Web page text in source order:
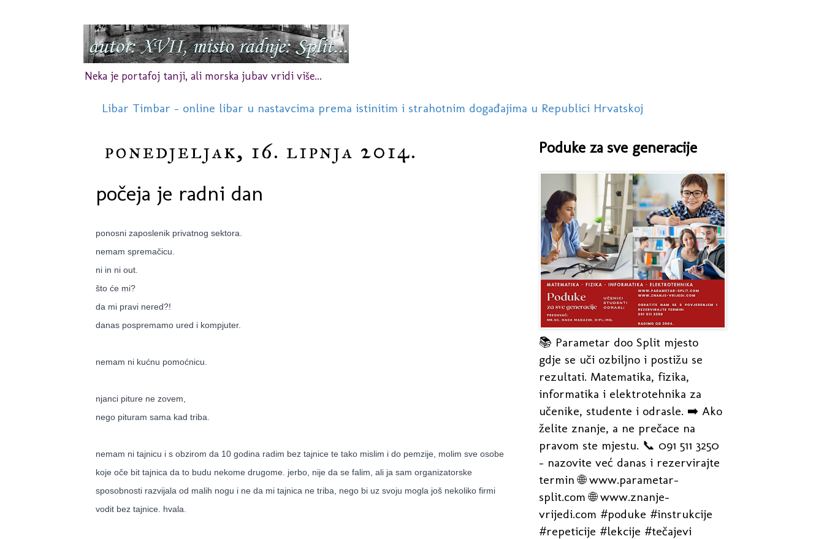
Neka je portafoj tanji, ali morska jubav vridi više...
Libar Timbar - online libar u nastavcima prema istinitim i strahotnim događajima u Republici Hrvatskoj
ponedjeljak, 16. lipnja 2014.
počeja je radni dan
ponosni zaposlenik privatnog sektora.
nemam spremačicu.
ni in ni out.
što će mi?
da mi pravi nered?!
danas pospremamo ured i kompjuter.
nemam ni kućnu pomoćnicu.
njanci piture ne zovem,
nego pituram sama kad triba.
nemam ni tajnicu i s obzirom da 10 godina radim bez tajnice te tako mislim i do pemzije, molim sve osobe
koje oče bit tajnica da to budu nekome drugome. jerbo, nije da se falim, ali ja sam organizatorske
sposobnosti razvijala od malih nogu i ne da mi tajnica ne triba, nego bi uz svoju mogla još nekoliko firmi
vodit bez tajnice. hvala.
Poduke za sve generacije
📚 Parametar doo Split mjesto
gdje se uči ozbiljno i postižu se
rezultati. Matematika, fizika,
informatika i elektrotehnika za
učenike, studente i odrasle. ➡️ Ako
želite znanje, a ne prečace na
pravom ste mjestu. 📞 091 511 3250
- nazovite već danas i rezervirajte
termin 🌐 www.parametar-
split.com 🌐 www.znanje-
vrijedi.com #poduke #instrukcije
#repeticije #lekcije #tečajevi